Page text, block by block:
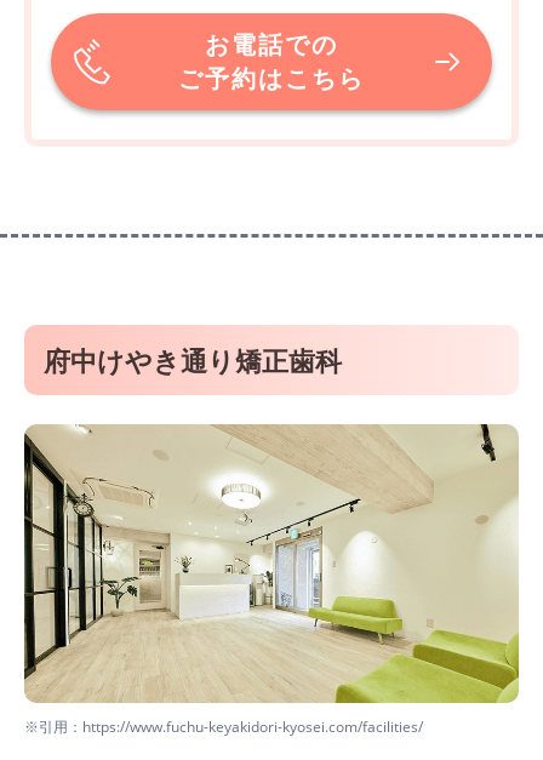
お電話での
ご予約はこちら
府中けやき通り矯正歯科
※引用：https://www.fuchu-keyakidori-kyosei.com/facilities/